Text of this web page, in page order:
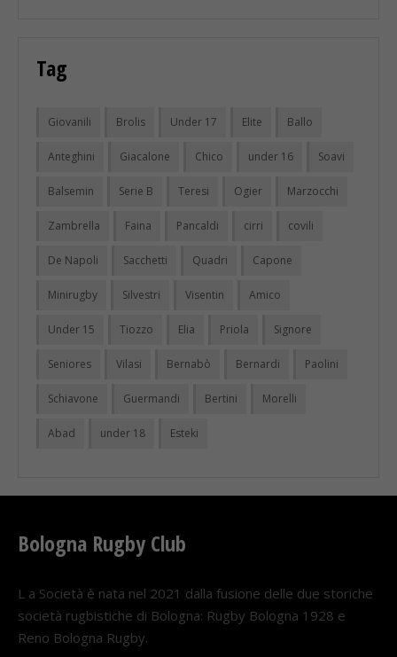
Tag
Giovanili Brolis Under 17 Elite Ballo
Anteghini Giacalone Chico under 16 Soavi
Balsemin Serie B Teresi Ogier Marzocchi
Zambrella Faina Pancaldi cirri covili
De Napoli Sacchetti Quadri Capone
Minirugby Silvestri Visentin Amico
Under 15 Tiozzo Elia Priola Signore
Seniores Vilasi Bernabò Bernardi Paolini
Schiavone Guermandi Bertini Morelli
Abad under 18 Esteki
Bologna Rugby Club
L a Società è nata nel 2021 dalla fusione delle due storiche
società rugbistiche di Bologna: Rugby Bologna 1928 e
Reno Bologna Rugby.